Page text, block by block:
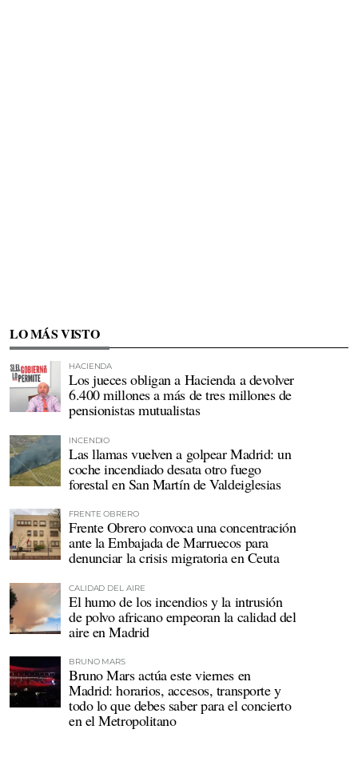
LO MÁS VISTO
HACIENDA
Los jueces obligan a Hacienda a devolver
6.400 millones a más de tres millones de
pensionistas mutualistas
INCENDIO
Las llamas vuelven a golpear Madrid: un
coche incendiado desata otro fuego
forestal en San Martín de Valdeiglesias
FRENTE OBRERO
Frente Obrero convoca una concentración
ante la Embajada de Marruecos para
denunciar la crisis migratoria en Ceuta
CALIDAD DEL AIRE
El humo de los incendios y la intrusión
de polvo africano empeoran la calidad del
aire en Madrid
BRUNO MARS
Bruno Mars actúa este viernes en
Madrid: horarios, accesos, transporte y
todo lo que debes saber para el concierto
en el Metropolitano